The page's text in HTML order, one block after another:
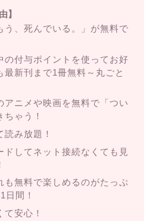
】
う、死んでいる。」が無料で
の付与ポイントを使ってお好
最新刊まで1冊無料～丸ごと
アニメや映画を無料で「つい
ちゃう！
読み放題！
ドしてネット接続なくても見
も無料で楽しめるのがたっぷ
日間！
て安心！